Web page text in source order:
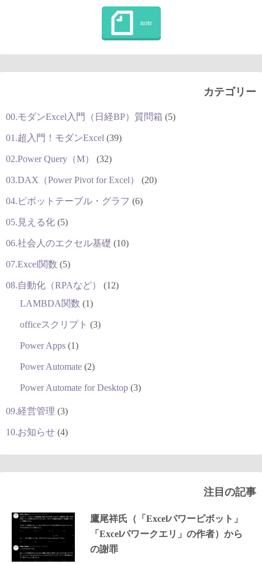
カテゴリー
00.モダンExcel入門（日経BP）質問箱 (5)
01.超入門！モダンExcel (39)
02.Power Query（M） (32)
03.DAX（Power Pivot for Excel） (20)
04.ピボットテーブル・グラフ (6)
05.見える化 (5)
06.社会人のエクセル基礎 (10)
07.Excel関数 (5)
08.自動化（RPAなど）
(12)
LAMBDA関数 (1)
officeスクリプト (3)
Power Apps (1)
Power Automate (2)
Power Automate for Desktop (3)
09.経営管理 (3)
10.お知らせ (4)
注目の記事
鷹尾祥氏（「Excelパワーピボット」
「Excelパワークエリ」の作者）から
の謝罪